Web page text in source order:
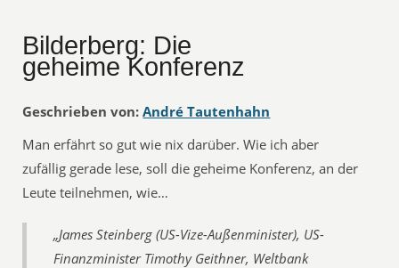
Bilderberg: Die
geheime Konferenz
Geschrieben von: André Tautenhahn
Man erfährt so gut wie nix darüber. Wie ich aber
zufällig gerade lese, soll die geheime Konferenz, an der
Leute teilnehmen, wie…
„James Steinberg (US-Vize-Außenminister), US-
Finanzminister Timothy Geithner, Weltbank